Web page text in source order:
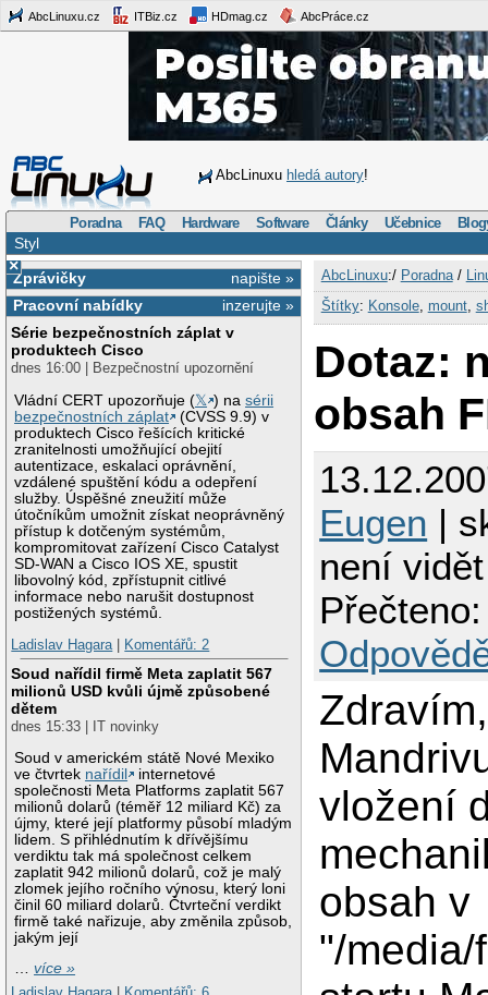
AbcLinuxu.cz ITBiz.cz HDmag.cz AbcPráce.cz
AbcLinuxu hledá autory!
Poradna FAQ Hardware Software Články Učebnice
Styl
×
napište »
Zprávičky
inzerujte »
Pracovní nabídky
Série bezpečnostních záplat v
produktech Cisco
dnes 16:00 | Bezpečnostní upozornění
Vládní CERT upozorňuje (𝕏 ) nasérii
bezpečnostních záplat
(CVSS 9.9) v
produktech Cisco řešících kritické
zranitelnosti umožňující obejití
autentizace, eskalaci oprávnění,
vzdálené spuštění kódu a odepření
služby. Úspěšné zneužití může
útočníkům umožnit získat neoprávněný
přístup k dotčeným systémům,
kompromitovat zařízení Cisco Catalyst
SD-WAN a Cisco IOS XE, spustit
libovolný kód, zpřístupnit citlivé
informace nebo narušit dostupnost
postižených systémů.
Ladislav Hagara| Komentářů: 2
Soud nařídil firmě Meta zaplatit 567
milionů USD kvůli újmě způsobené
dětem
dnes 15:33 | IT novinky
Soud v americkém státě Nové Mexiko
ve čtvrtek nařídil
internetové
společnosti Meta Platforms zaplatit 567
milionů dolarů (téměř 12 miliard Kč) za
újmy, které její platformy působí mladým
lidem. S přihlédnutím k dřívějšímu
verdiktu tak má společnost celkem
zaplatit 942 milionů dolarů, což je malý
zlomek jejího ročního výnosu, který loni
činil 60 miliard dolarů. Čtvrteční verdikt
firmě také nařizuje, aby změnila způsob,
jakým její
…více »
AbcLinuxu:/ Poradna/
Štítky: Konsole, mount,
Dotaz:
obsah
Eugen |
není
vložení
obsah v
"/